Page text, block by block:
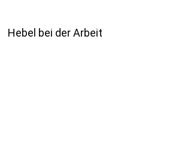
Hebel bei der Arbeit